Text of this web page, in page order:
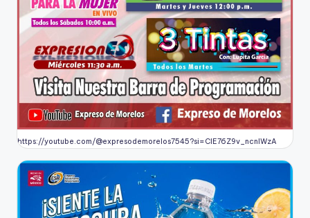
https://youtube.com/@expresodemorelos7545?si=CIE76Z9v_ncnlWzA